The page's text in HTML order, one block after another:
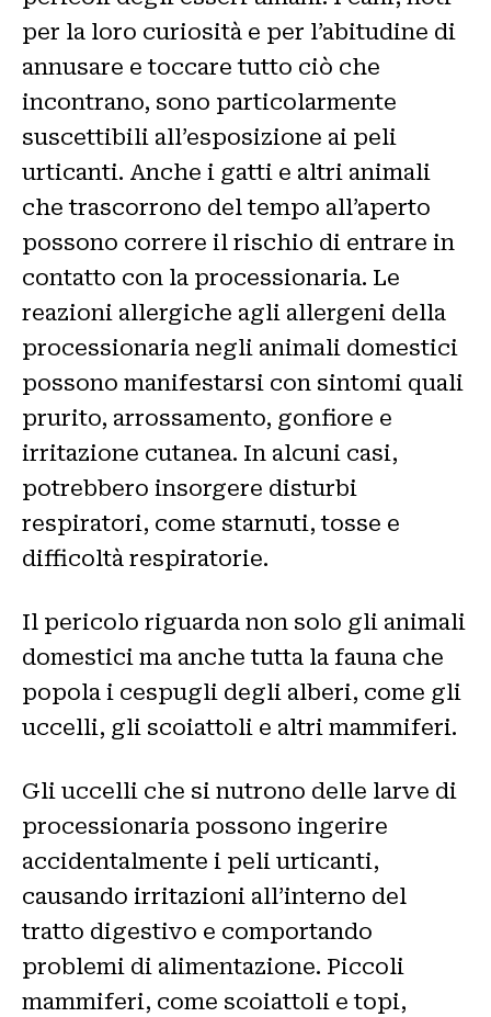
per la loro curiosità e per l’abitudine di
annusare e toccare tutto ciò che
incontrano, sono particolarmente
suscettibili all’esposizione ai peli
urticanti. Anche i gatti e altri animali
che trascorrono del tempo all’aperto
possono correre il rischio di entrare in
contatto con la processionaria. Le
reazioni allergiche agli allergeni della
processionaria negli animali domestici
possono manifestarsi con sintomi quali
prurito, arrossamento, gonfiore e
irritazione cutanea. In alcuni casi,
potrebbero insorgere disturbi
respiratori, come starnuti, tosse e
difficoltà respiratorie.
Il pericolo riguarda non solo gli animali
domestici ma anche tutta la fauna che
popola i cespugli degli alberi, come gli
uccelli, gli scoiattoli e altri mammiferi.
Gli uccelli che si nutrono delle larve di
processionaria possono ingerire
accidentalmente i peli urticanti,
causando irritazioni all’interno del
tratto digestivo e comportando
problemi di alimentazione. Piccoli
mammiferi, come scoiattoli e topi,